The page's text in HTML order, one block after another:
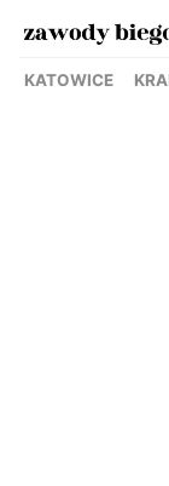
KATOWICE